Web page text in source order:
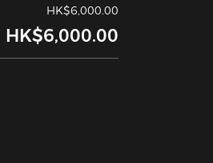
HK$6,000.00
HK$6,000.00